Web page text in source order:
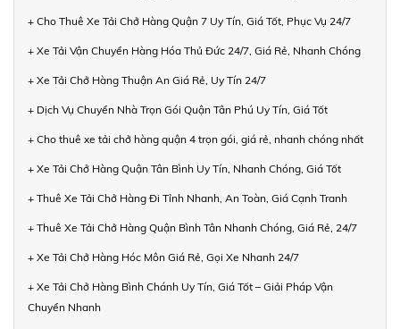
+ Cho Thuê Xe Tải Chở Hàng Quận 7 Uy Tín, Giá Tốt, Phục Vụ 24/7
+ Xe Tải Vận Chuyển Hàng Hóa Thủ Đức 24/7, Giá Rẻ, Nhanh Chóng
+ Xe Tải Chở Hàng Thuận An Giá Rẻ, Uy Tín 24/7
+ Dịch Vụ Chuyển Nhà Trọn Gói Quận Tân Phú Uy Tín, Giá Tốt
+ Cho thuê xe tải chở hàng quận 4 trọn gói, giá rẻ, nhanh chóng nhất
+ Xe Tải Chở Hàng Quận Tân Bình Uy Tín, Nhanh Chóng, Giá Tốt
+ Thuê Xe Tải Chở Hàng Đi Tỉnh Nhanh, An Toàn, Giá Cạnh Tranh
+ Thuê Xe Tải Chở Hàng Quận Bình Tân Nhanh Chóng, Giá Rẻ, 24/7
+ Xe Tải Chở Hàng Hóc Môn Giá Rẻ, Gọi Xe Nhanh 24/7
+ Xe Tải Chở Hàng Bình Chánh Uy Tín, Giá Tốt – Giải Pháp Vận
Chuyển Nhanh